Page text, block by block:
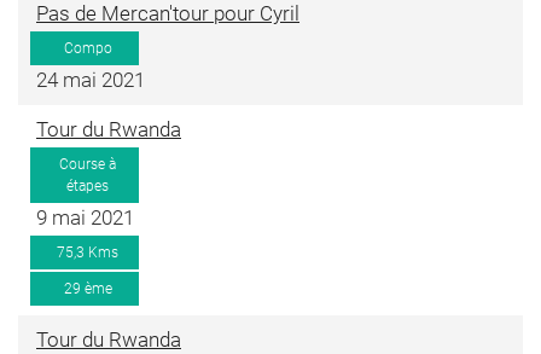
Pas de Mercan'tour pour Cyril
Compo
24 mai 2021
Tour du Rwanda
Course à
étapes
9 mai 2021
75,3 Kms
29 ème
Tour du Rwanda